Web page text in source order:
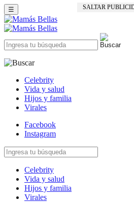
SALTAR
☰
Celebrity
Vida y salud
Hijos y familia
Virales
Facebook
Instagram
Celebrity
Vida y salud
Hijos y familia
Virales